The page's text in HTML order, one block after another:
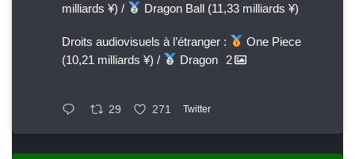
milliards ¥) /
Dragon Ball (11,33 milliards ¥)
Droits audiovisuels à l’étranger :
One Piece
(10,21 milliards ¥) /
Dragon 2
29 271 Twitter